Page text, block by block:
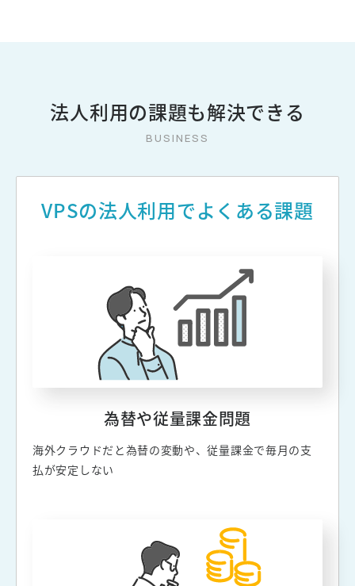
法人利用の課題も解決できる
VPSの法人利用でよくある課題
為替や従量課金問題
海外クラウドだと為替の変動や、従量課金で毎月の支
払が安定しない